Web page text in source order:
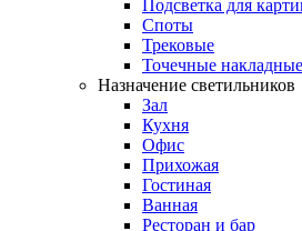
Подсветка для
Споты
Трековые
Точечные накладные
Назначение светильников
Зал
Кухня
Офис
Прихожая
Гостиная
Ванная
Ресторан и бар